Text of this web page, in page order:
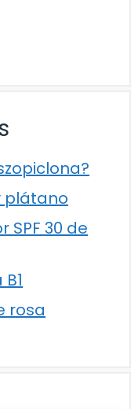
plátano
30 de
rosa